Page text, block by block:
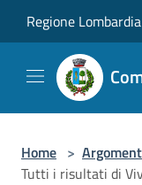
Regione Lombardia
Home >
Tutti i risultati di